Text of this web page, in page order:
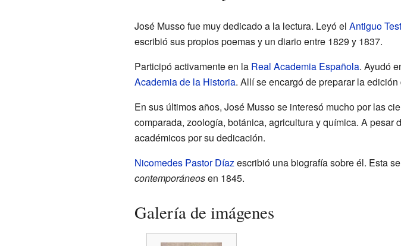
José Musso fue muy dedicado a la lectura. Leyó el Antiguo
escribió sus propios poemas y un diario entre 1829 y 1837.
Participó activamente en la Real Academia Española. Ayudó
Academia de la Historia. Allí se encargó de preparar la edición
En sus últimos años, José Musso se interesó mucho por las
comparada, zoología, botánica, agricultura y química. A
académicos por su dedicación.
Nicomedes Pastor Díazescribió una biografía sobre él. Esta
contemporáneosen 1845.
Galería de imágenes